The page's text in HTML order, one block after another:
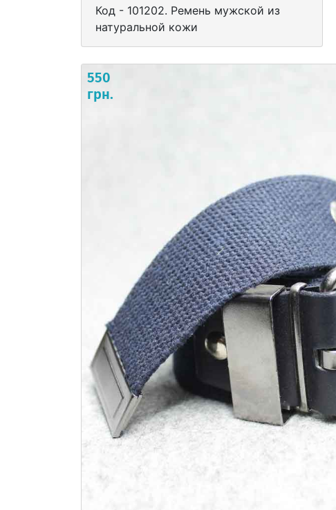
Код - 101202. Ремень мужской из
натуральной кожи
550
грн.